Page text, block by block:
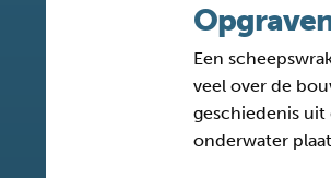
Een
veel over de
geschiedenis
onderwater